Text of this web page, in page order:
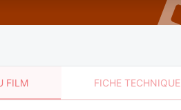
FILM FICHE TECHNIQUE